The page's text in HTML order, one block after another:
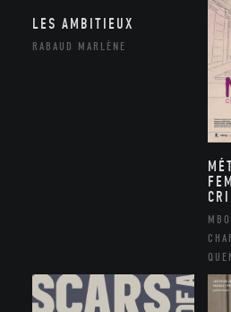
LES AMBITIEUX
RABAUD MARLÈNE